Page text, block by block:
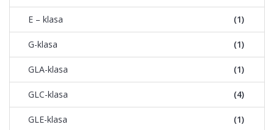
E – klasa (1)
G-klasa (1)
GLA-klasa (1)
GLC-klasa (4)
GLE-klasa (1)